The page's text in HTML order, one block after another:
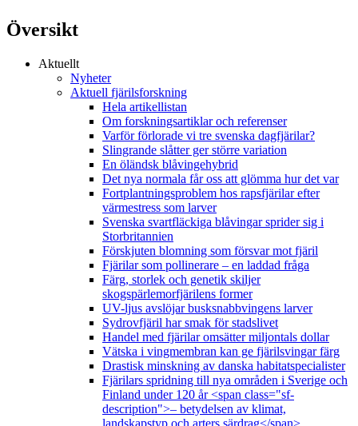
Översikt
Aktuellt
Nyheter
Aktuell fjärilsforskning
Hela artikellistan
Om forskningsartiklar och referenser
Varför förlorade vi tre svenska dagfjärilar?
Slingrande slåtter ger större variation
En öländsk blåvingehybrid
Det nya normala får oss att glömma hur det var
Fortplantningsproblem hos rapsfjärilar efter
värmestress som larver
Svenska svartfläckiga blåvingar sprider sig i
Storbritannien
Förskjuten blomning som försvar mot fjäril
Fjärilar som pollinerare – en laddad fråga
Färg, storlek och genetik skiljer
skogspärlemorfjärilens former
UV-ljus avslöjar busksnabbvingens larver
Sydrovfjäril har smak för stadslivet
Handel med fjärilar omsätter miljontals dollar
Vätska i vingmembran kan ge fjärilsvingar färg
Drastisk minskning av danska habitatspecialister
Fjärilars spridning till nya områden i Sverige och
Finland under 120 år <span class="sf-
description">– betydelsen av klimat,
landskapstyp och arters särdrag</span>